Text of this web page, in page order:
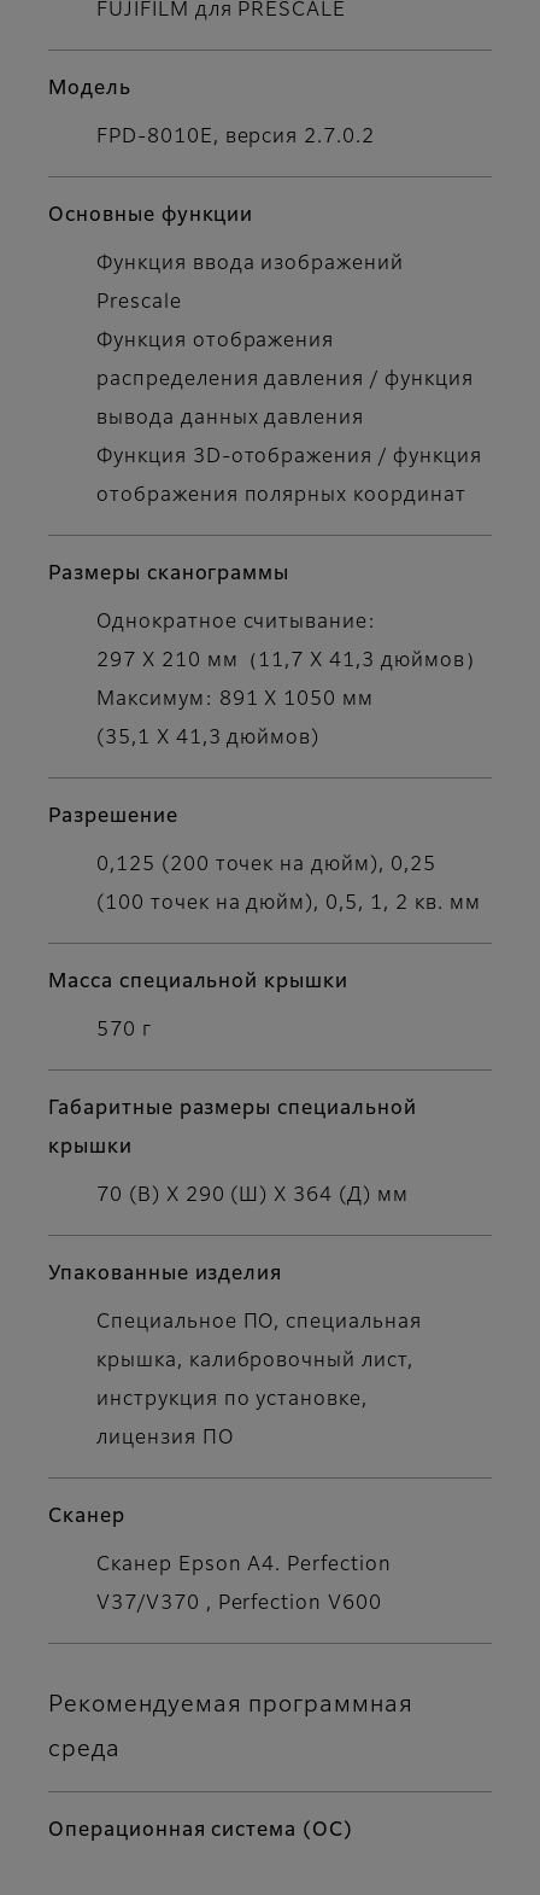
FUJIFILM для PRESCALE
Модель
FPD-8010E, версия 2.7.0.2
Основные функции
Функция ввода изображений
Prescale
Функция отображения
распределения давления / функция
вывода данных давления
Функция 3D-отображения / функция
отображения полярных координат
Размеры сканограммы
Однократное считывание:
297 X 210 мм（11,7 X 41,3 дюймов）
Максимум: 891 X 1050 мм
(35,1 X 41,3 дюймов)
Разрешение
0,125 (200 точек на дюйм), 0,25
(100 точек на дюйм), 0,5, 1, 2 кв. мм
Масса специальной крышки
570 г
Габаритные размеры специальной
крышки
70 (В) X 290 (Ш) X 364 (Д) мм
Упакованные изделия
Специальное ПО, специальная
крышка, калибровочный лист,
инструкция по установке,
лицензия ПО
Сканер
Сканер Epson A4. Perfection
V37/V370 , Perfection V600
Рекомендуемая программная
среда
Операционная система (ОС)